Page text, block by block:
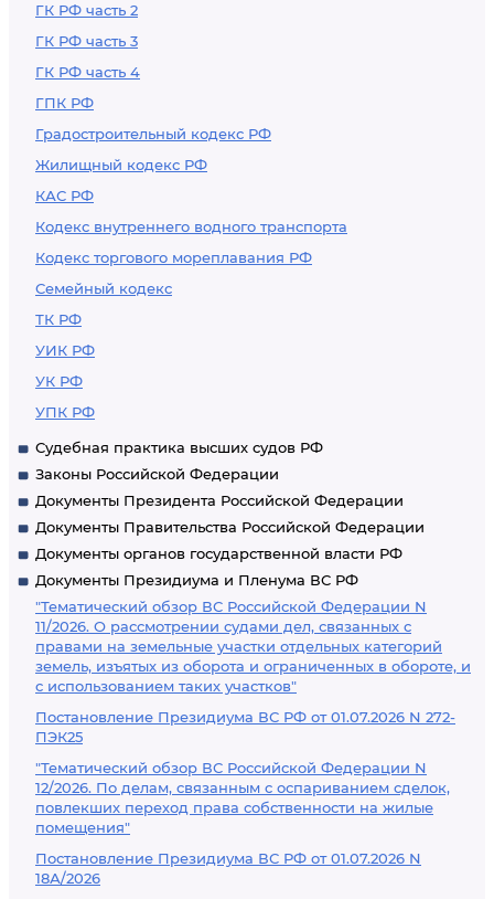
ГК РФ часть 2
ГК РФ часть 3
ГК РФ часть 4
ГПК РФ
Градостроительный кодекс РФ
Жилищный кодекс РФ
КАС РФ
Кодекс внутреннего водного транспорта
Кодекс торгового мореплавания РФ
Семейный кодекс
ТК РФ
УИК РФ
УК РФ
УПК РФ
Судебная практика высших судов РФ
Законы Российской Федерации
Документы Президента Российской Федерации
Документы Правительства Российской Федерации
Документы органов государственной власти РФ
Документы Президиума и Пленума ВС РФ
"Тематический обзор ВС Российской Федерации N
11/2026. О рассмотрении судами дел, связанных с
правами на земельные участки отдельных категорий
земель, изъятых из оборота и ограниченных в обороте, и
с использованием таких участков"
Постановление Президиума ВС РФ от 01.07.2026 N 272-
ПЭК25
"Тематический обзор ВС Российской Федерации N
12/2026. По делам, связанным с оспариванием сделок,
повлекших переход права собственности на жилые
помещения"
Постановление Президиума ВС РФ от 01.07.2026 N
18А/2026